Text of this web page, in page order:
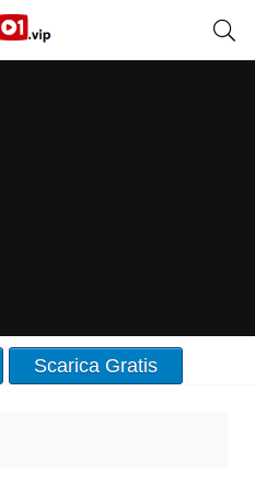
Scarica Gratis